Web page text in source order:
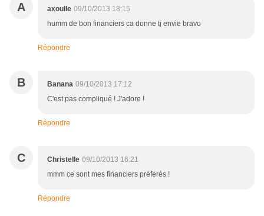
A axoulle 09/10/2013 18:15
humm de bon financiers ca donne tj envie bravo
Répondre
B Banana 09/10/2013 17:12
C'est pas compliqué ! J'adore !
Répondre
C Christelle 09/10/2013 16:21
mmm ce sont mes financiers préférés !
Répondre